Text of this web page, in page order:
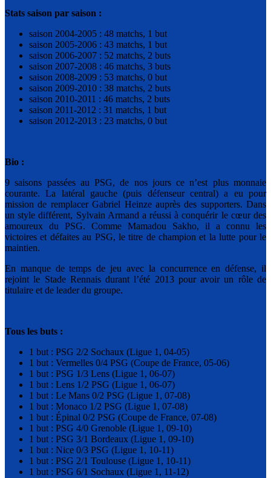
Stats saison par saison :
saison 2004-2005 : 48 matchs, 1 but
saison 2005-2006 : 43 matchs, 1 but
saison 2006-2007 : 52 matchs, 2 buts
saison 2007-2008 : 46 matchs, 3 buts
saison 2008-2009 : 53 matchs, 0 but
saison 2009-2010 : 38 matchs, 2 buts
saison 2010-2011 : 46 matchs, 2 buts
saison 2011-2012 : 31 matchs, 1 but
saison 2012-2013 : 23 matchs, 0 but
Bio :
9 saisons passées au PSG, de nos jours ce n’est plus monnaie
courante. La latéral gauche (puis défenseur central) a eu pour
mission de remplacer Gabriel Heinze auprès des supporters. Dans
un style différent, Sylvain Armand a réussi à conquérir le cœur des
amoureux du PSG. Comme Mamadou Sakho, il a connu les
victoires et défaites au PSG, le titre de champion et la lutte pour le
maintien.
En manque de temps de jeu avec la concurrence en défense, il
rejoint le Stade Rennais durant l’été 2013 pour avoir un rôle de
titulaire et de leader du groupe.
Tous les buts :
1 but : PSG 2/2 Sochaux (Ligue 1, 04-05)
1 but : Vermelles 0/4 PSG (Coupe de France, 05-06)
1 but : PSG 1/3 Lens (Ligue 1, 06-07)
1 but : Lens 1/2 PSG (Ligue 1, 06-07)
1 but : Le Mans 0/2 PSG (Ligue 1, 07-08)
1 but : Monaco 1/2 PSG (Ligue 1, 07-08)
1 but : Épinal 0/2 PSG (Coupe de France, 07-08)
1 but : PSG 4/0 Grenoble (Ligue 1, 09-10)
1 but : PSG 3/1 Bordeaux (Ligue 1, 09-10)
1 but : Nice 0/3 PSG (Ligue 1, 10-11)
1 but : PSG 2/1 Toulouse (Ligue 1, 10-11)
1 but : PSG 6/1 Sochaux (Ligue 1, 11-12)